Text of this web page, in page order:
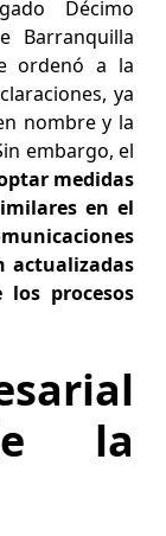
Décimo
Barranquilla
ordenó a la
ya
nombre y la
embargo, el
medidas
en el
actualizadas
procesos
la